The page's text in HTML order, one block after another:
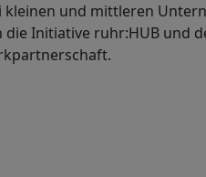
und mittleren
Initiative ruhr:HUB und